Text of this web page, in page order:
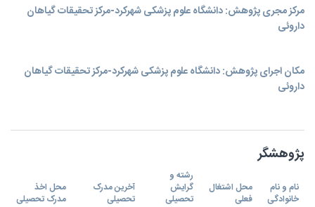
مرکز مجری پژوهش: دانشگاه علوم پزشکی شهرکرد-مرکز تحقیقات گیاهان
داروئی
مکان اجرای پژوهش: دانشگاه علوم پزشکی شهرکرد-مرکز تحقیقات گیاهان
داروئی
پژوهشگر
نام و نام
خانوادگی
محل اشتغال
فعلی
رشته و
گرایش
تحصیلی
آخرین مدرک
تحصیلی
محل اخذ
مدرک تحصیلی